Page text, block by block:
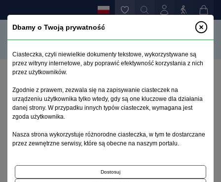
Risperidon (Rispolept®) w leczeniu schizofrenii –
wyniki badania wieloośrodkowego w Polsce
Archiwum 1995–2023
1998, tom 14, zeszyt 4
Dbamy o Twoją prywatność
Ciasteczka, czyli niewielkie dokumenty tekstowe, wykorzystywane są
przez witryny internetowe, aby poprawić efektywność korzystania z nich
przez użytkowników.
Zgodnie z prawem, zezwala się na zapisywanie ciasteczek na
urządzeniu użytkownika tylko wtedy, gdy są one kluczowe dla działania
danej strony. W przypadku innych typów ciasteczek, wymagana jest
zgoda użytkownika.
Nasza strona wykorzystuje różnorodne ciasteczka, w tym te dostarczane
przez zewnętrzne serwisy, które są obecne na naszym portalu.
Dostosuj